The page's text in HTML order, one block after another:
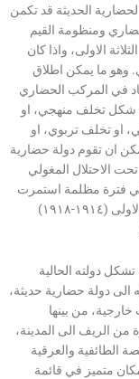
الحديثة قد تكمن
ومنظومة القيم
الاولى، واذا كان
وهو ما يمكن اطلاق
في المركب الحضاري
شكل تخلف منهجي، او
او تخلف تربوي، او
ان تقوم دولة حضارية
الاحتلال المغولي
في فترة مظلمة استمرت
لفترة طويلة، ولم يخرج منها الا بعد الحرب العالمية الاولى (١٩١٤-١٩١٨)
دولته الحالية
الى دولة حضارية حديثة،
من بينها
من الريف الى المدينة،
الطائفية والعرقية
متميز في قائمة